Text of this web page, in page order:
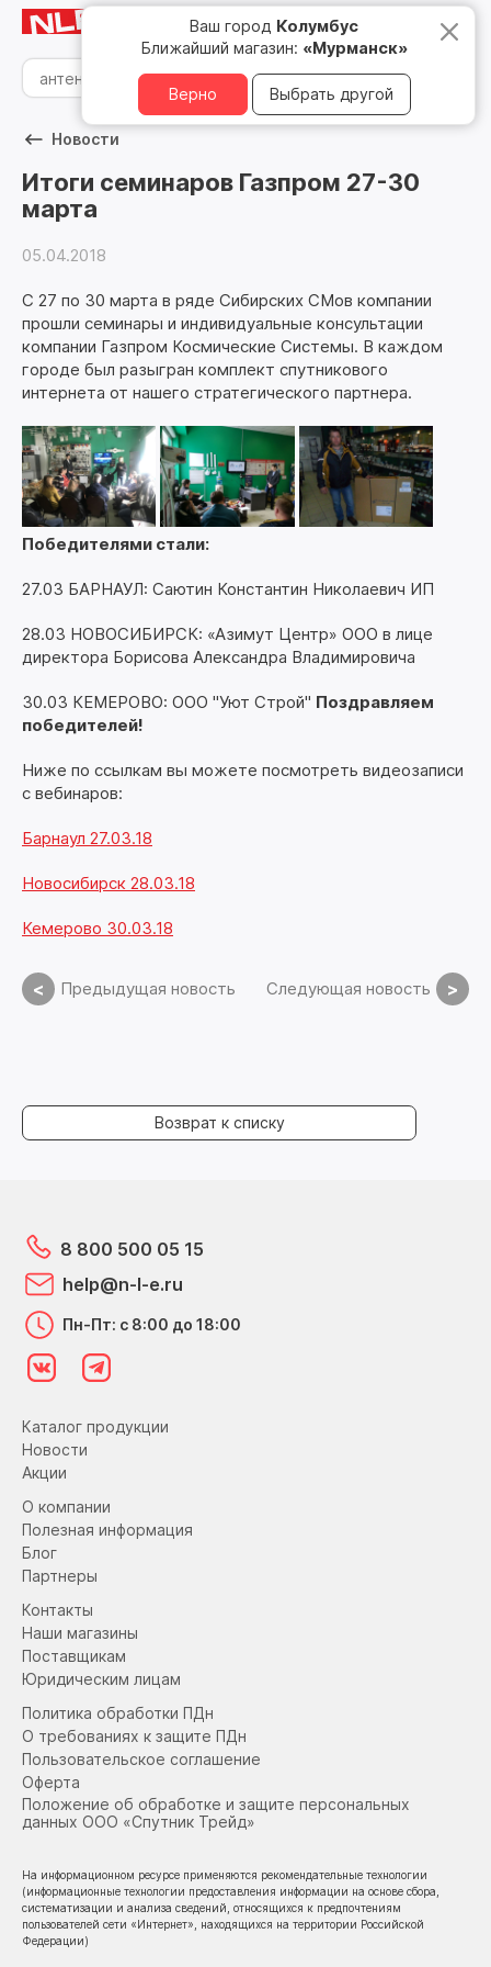
Мурманск
Ваш город Колумбус
Ближайший магазин: «Мурманск»
Верно Выбрать другой
8 800 500 05 15
Новости
Итоги семинаров Газпром 27-30
марта
05.04.2018
С 27 по 30 марта в ряде Сибирских СМов компании
прошли семинары и индивидуальные консультации
компании Газпром Космические Системы. В каждом
городе был разыгран комплект спутникового
интернета от нашего стратегического партнера.
Победителями стали:
27.03 БАРНАУЛ: Саютин Константин Николаевич ИП
28.03 НОВОСИБИРСК: «Азимут Центр» ООО в лице
директора Борисова Александра Владимировича
30.03 КЕМЕРОВО: ООО "Уют Строй" Поздравляем
победителей!
Ниже по ссылкам вы можете посмотреть видеозаписи
с вебинаров:
Барнаул 27.03.18
Новосибирск 28.03.18
Кемерово 30.03.18
< Предыдущая новость Следующая новость >
Возврат к списку
Каталог продукции
Новости
Акции
О компании
Полезная информация
Блог
Партнеры
Контакты
Наши магазины
Поставщикам
Юридическим лицам
Политика обработки ПДн
О требованиях к защите ПДн
Пользовательское соглашение
Оферта
Положение об обработке и защите персональных
данных ООО «Спутник Трейд»
8 800 500 05 15
help@n-l-e.ru
Пн-Пт: с 8:00 до 18:00
На информационном ресурсе применяются рекомендательные технологии
(информационные технологии предоставления информации на основе сбора,
систематизации и анализа сведений, относящихся к предпочтениям
пользователей сети «Интернет», находящихся на территории Российской
Федерации)